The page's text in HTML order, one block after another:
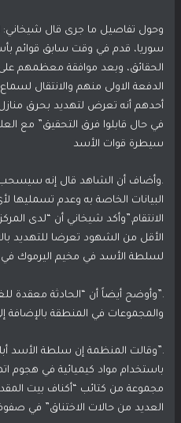
وحول تفاصيل ما جرى قال شيخاني: إن
سوريا، قدم في وقت سابق قوائم
الحقائق، وبعد موافقة معظمهم على
الدفعة الاولى منهم والانتقال لسماع
أحدهم أنه تعرض لتهديد بحرق
في حال قابلوا فرق التحقيق” مع
سيطرة قوات اﻷسد
.وأضاف أن الشاهد قال إنه سيسحب
البيانات الخاصة به وعدم
الانتقام.”وأكد شيخاني أن “لدى
اﻷقل من الشهود تعرضا للتهديد
لسلطة اﻷسد في مخيم اليرموك في
.”وأوضح أيضاً أن “الحادثة معقدة
والمجموعات في المنطقة
باستخدام مواد كيميائية في هجوم
مجموعة من كتائب “أكناف بيت
العديد من حالات الاختناق” في